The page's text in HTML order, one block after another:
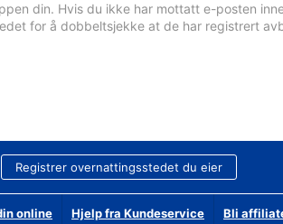
din. Hvis du ikke har mottatt e-posten
for å dobbeltsjekke at de har registrert
Registrer overnattingsstedet du eier
online Hjelp fra Kundeservice Bli